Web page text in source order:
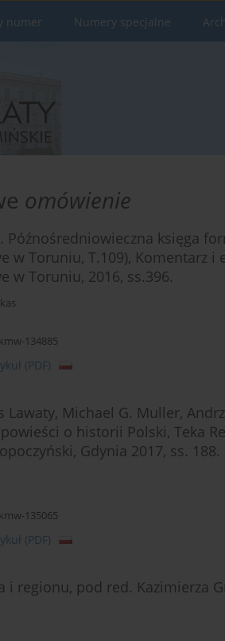
numer Numery specjalne
omówienie
Późnośredniowieczna księga
w Toruniu, T.109), Komentarz i
w Toruniu, 2016, ss.396.
134885
(PDF)
Lawaty, Michael G. Muller,
o historii Polski, Teka
Gdynia 2017, ss. 188.
135065
(PDF)
i regionu, pod red. Kazimierza